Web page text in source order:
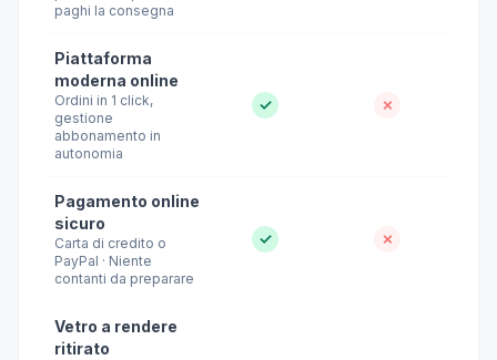
paghi la consegna
Piattaforma
moderna online
Ordini in 1 click,
gestione
abbonamento in
autonomia
✓ ✗
Pagamento online
sicuro
Carta di credito o
PayPal · Niente
contanti da preparare
✓ ✗
Vetro a rendere
ritirato